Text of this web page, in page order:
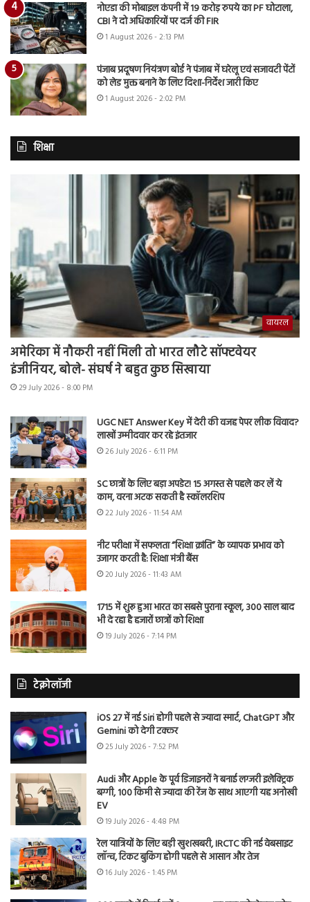
नोएडा की मोबाइल कंपनी में 19 करोड़ रुपये का PF घोटाला,
CBI ने दो अधिकारियों पर दर्ज की FIR
1 August 2026 - 2:13 PM
पंजाब प्रदूषण नियंत्रण बोर्ड ने पंजाब में घरेलू एवं सजावटी पेंटों
को लेड मुक्त बनाने के लिए दिशा-निर्देश जारी किए
1 August 2026 - 2:02 PM
शिक्षा
वायरल
अमेरिका में नौकरी नहीं मिली तो भारत लौटे सॉफ्टवेयर
इंजीनियर, बोले- संघर्ष ने बहुत कुछ सिखाया
29 July 2026 - 8:00 PM
UGC NET Answer Key में देरी की वजह पेपर लीक विवाद?
लाखों उम्मीदवार कर रहे इंतजार
26 July 2026 - 6:11 PM
SC छात्रों के लिए बड़ा अपडेट! 15 अगस्त से पहले कर लें ये
काम, वरना अटक सकती है स्कॉलरशिप
22 July 2026 - 11:54 AM
नीट परीक्षा में सफलता “शिक्षा क्रांति” के व्यापक प्रभाव को
उजागर करती है: शिक्षा मंत्री बैंस
20 July 2026 - 11:43 AM
1715 में शुरू हुआ भारत का सबसे पुराना स्कूल, 300 साल बाद
भी दे रहा है हजारों छात्रों को शिक्षा
19 July 2026 - 7:14 PM
टेक्नोलॉजी
iOS 27 में नई Siri होगी पहले से ज्यादा स्मार्ट, ChatGPT और
Gemini को देगी टक्कर
25 July 2026 - 7:52 PM
Audi और Apple के पूर्व डिजाइनरों ने बनाई लग्जरी इलेक्ट्रिक
बग्गी, 100 किमी से ज्यादा की रेंज के साथ आएगी यह अनोखी
EV
19 July 2026 - 4:48 PM
रेल यात्रियों के लिए बड़ी खुशखबरी, IRCTC की नई वेबसाइट
लॉन्च, टिकट बुकिंग होगी पहले से आसान और तेज
16 July 2026 - 1:45 PM